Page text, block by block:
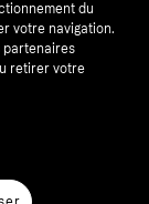
du
votre navigation.
partenaires
retirer votre